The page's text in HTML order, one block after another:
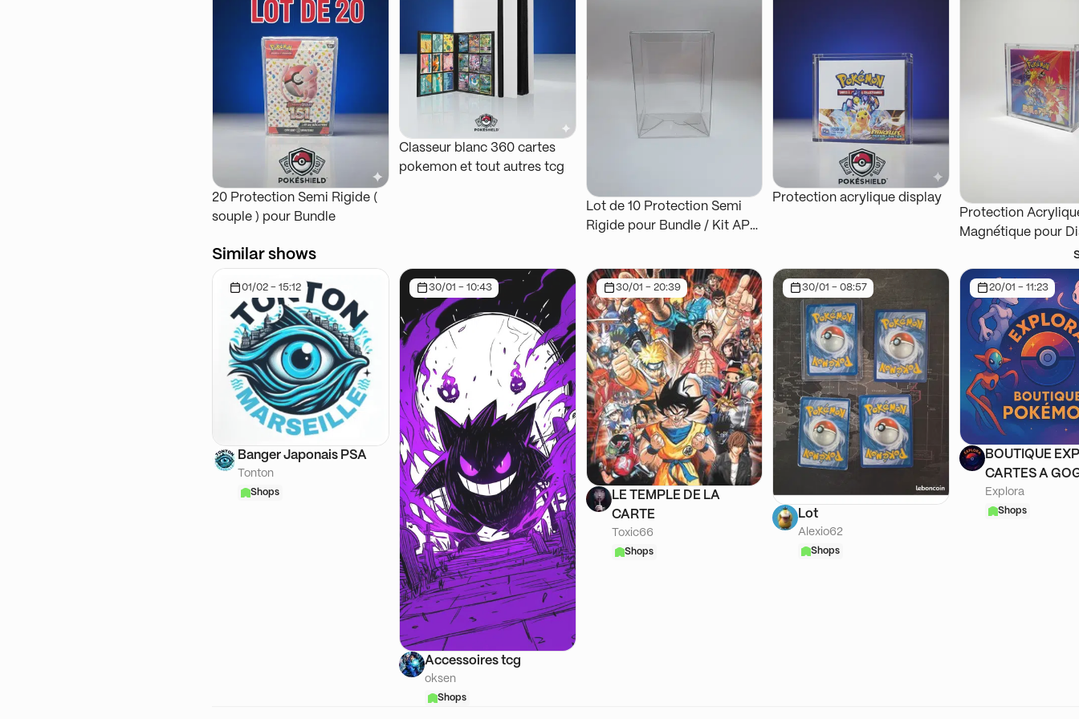
20 Protection Semi Rigide (
souple ) pour Bundle
Classeur blanc 360 cartes
pokemon et tout autres tcg
Lot de 10 Protection Semi
Rigide pour Bundle / Kit AP
Protection acrylique display
Protection
Magnétique pour
Similar shows
01/02 - 15:12
Banger Japonais PSA
Tonton
Shops
30/01 - 10:43
Accessoires tcg
oksen
Shops
30/01 - 20:39
LE TEMPLE DE LA
CARTE
Toxic66
Shops
30/01 - 08:57
Lot
Alexio62
Shops
20/01 - 11:23
BOUTIQUE
CARTES A
Explora
Shops